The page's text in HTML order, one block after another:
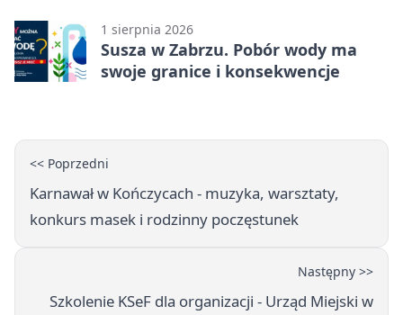
1 sierpnia 2026
Susza w Zabrzu. Pobór wody ma
swoje granice i konsekwencje
<< Poprzedni
Karnawał w Kończycach - muzyka, warsztaty,
konkurs masek i rodzinny poczęstunek
Następny >>
Szkolenie KSeF dla organizacji - Urząd Miejski w